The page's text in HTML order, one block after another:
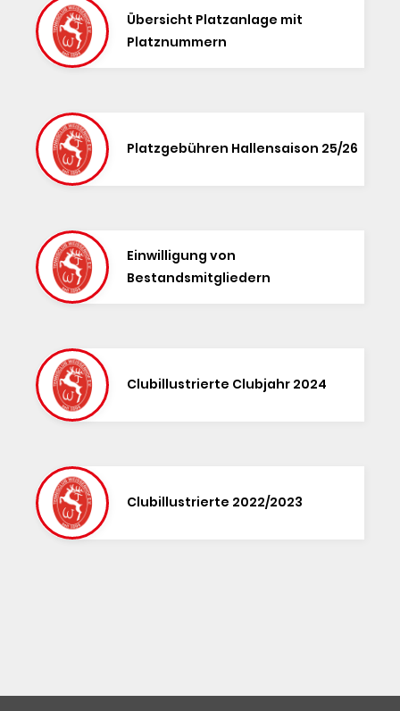
Übersicht Platzanlage mit
Platznummern
Platzgebühren Hallensaison 25/26
Einwilligung von
Bestandsmitgliedern
Clubillustrierte Clubjahr 2024
Clubillustrierte 2022/2023